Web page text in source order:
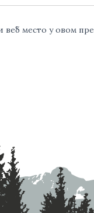
веб место у овом